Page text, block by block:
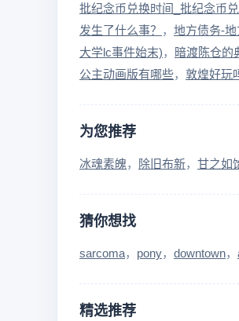
批纪念币兑换时间_批纪念币
发生了什么事？
地方债务-
大学lc事件始末)
暗渡陈仓的
公主动画版有哪些
敦煌好玩
为您推荐
冰魂素魄 除旧布新 甘之如
猜你想找
sarcoma pony downtown
精选推荐